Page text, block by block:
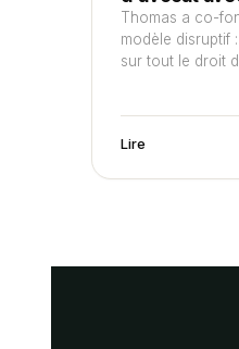
Thomas a co-
modèle disruptif
sur tout le droit
Lire